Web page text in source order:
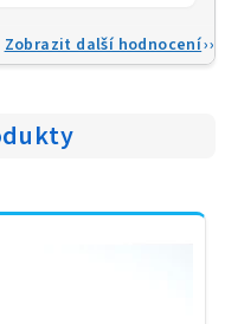
Zobrazit další hodnocení